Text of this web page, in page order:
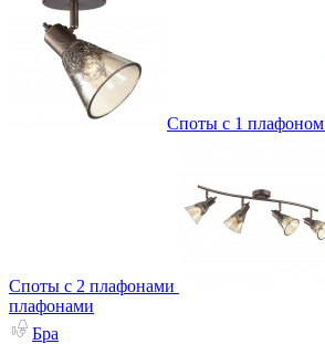
Споты с 1 плафоном
Споты с 2 плафонами
плафонами
Бра